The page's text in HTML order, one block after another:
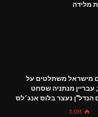
מלידה
מישראל משתלטים על
מנתניה שסחט
הנדל"ן נעצר בלוס אנג׳לס
3,035